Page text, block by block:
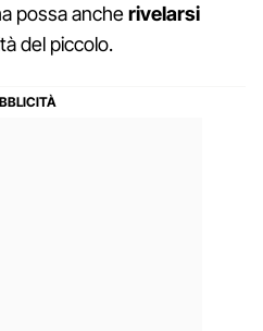
possa ancherivelarsi
del piccolo.